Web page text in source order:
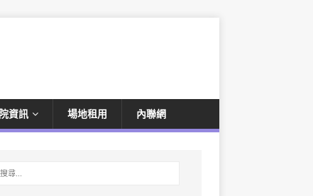
資訊 場地租用 內聯網